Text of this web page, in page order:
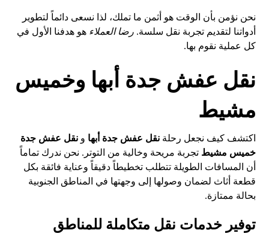
نحن نؤمن بأن الوقت هو أثمن ما تملك، لذا نسعى دائماً لتطوير
أدواتنا لتقديم تجربة نقل سلسة.رضا العملاء هو هدفنا الأول في
كل عملية نقوم بها.
نقل عفش جدة أبها وخميس
مشيط
اكتشف كيف نجعل رحلةنقل عفش جدة أبها ونقل عفش جدة
خميس مشيط تجربة مريحة وخالية من التوتر. نحن ندرك تماماً
أن المسافات الطويلة تتطلب تخطيطاً دقيقاً وعناية فائقة بكل
قطعة أثاث لضمان وصولها إلى وجهتها في المناطق الجنوبية
بحالة ممتازة.
توفير خدمات نقل متكاملة للمناطق